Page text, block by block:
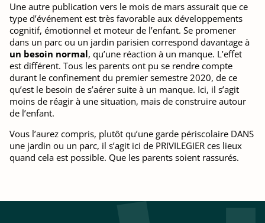
Une autre publication vers le mois de mars assurait que ce
type d’événement est très favorable aux développements
cognitif, émotionnel et moteur de l’enfant. Se promener
dans un parc ou un jardin parisien correspond davantage à
un besoin normal, qu’une réaction à un manque. L’effet
est différent. Tous les parents ont pu se rendre compte
durant le confinement du premier semestre 2020, de ce
qu’est le besoin de s’aérer suite à un manque. Ici, il s’agit
moins de réagir à une situation, mais de construire autour
de l’enfant.
Vous l’aurez compris, plutôt qu’une garde périscolaire DANS
une jardin ou un parc, il s’agit ici de PRIVILEGIER ces lieux
quand cela est possible. Que les parents soient rassurés.